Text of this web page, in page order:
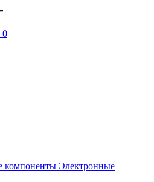
0
Электронные